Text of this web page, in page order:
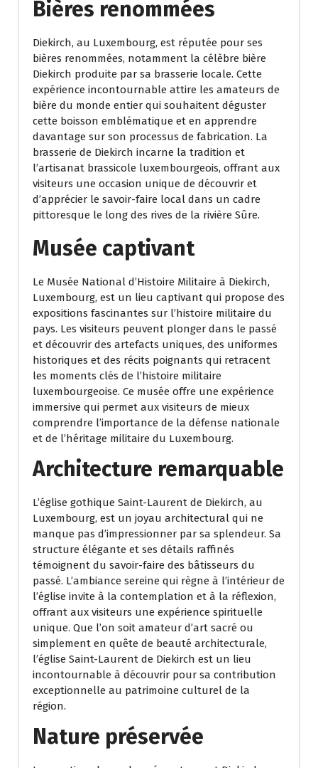
Bières renommées
Diekirch, au Luxembourg, est réputée pour ses
bières renommées, notamment la célèbre bière
Diekirch produite par sa brasserie locale. Cette
expérience incontournable attire les amateurs de
bière du monde entier qui souhaitent déguster
cette boisson emblématique et en apprendre
davantage sur son processus de fabrication. La
brasserie de Diekirch incarne la tradition et
l’artisanat brassicole luxembourgeois, offrant aux
visiteurs une occasion unique de découvrir et
d’apprécier le savoir-faire local dans un cadre
pittoresque le long des rives de la rivière Sûre.
Musée captivant
Le Musée National d’Histoire Militaire à Diekirch,
Luxembourg, est un lieu captivant qui propose des
expositions fascinantes sur l’histoire militaire du
pays. Les visiteurs peuvent plonger dans le passé
et découvrir des artefacts uniques, des uniformes
historiques et des récits poignants qui retracent
les moments clés de l’histoire militaire
luxembourgeoise. Ce musée offre une expérience
immersive qui permet aux visiteurs de mieux
comprendre l’importance de la défense nationale
et de l’héritage militaire du Luxembourg.
Architecture remarquable
L’église gothique Saint-Laurent de Diekirch, au
Luxembourg, est un joyau architectural qui ne
manque pas d’impressionner par sa splendeur. Sa
structure élégante et ses détails raffinés
témoignent du savoir-faire des bâtisseurs du
passé. L’ambiance sereine qui règne à l’intérieur de
l’église invite à la contemplation et à la réflexion,
offrant aux visiteurs une expérience spirituelle
unique. Que l’on soit amateur d’art sacré ou
simplement en quête de beauté architecturale,
l’église Saint-Laurent de Diekirch est un lieu
incontournable à découvrir pour sa contribution
exceptionnelle au patrimoine culturel de la
région.
Nature préservée